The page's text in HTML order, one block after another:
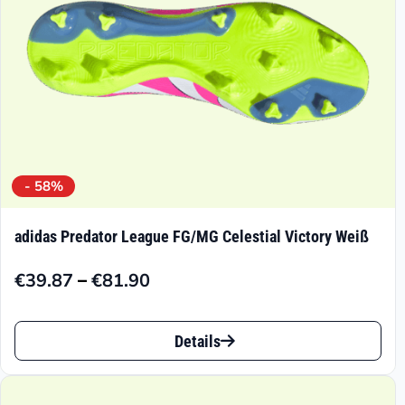
Produktseite
gewählt
werden
- 58%
adidas Predator League FG/MG Celestial Victory Weiß
€39.87 –€81.90
Preisspanne:
€39.87
€81.90
Dieses
Produkt
Details